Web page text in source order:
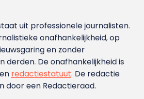
uit professionele journalisten.
onafhankelijkheid, op
en zonder
derden. De onafhankelijkheid is
redactiestatuut. De redactie
door een Redactieraad.